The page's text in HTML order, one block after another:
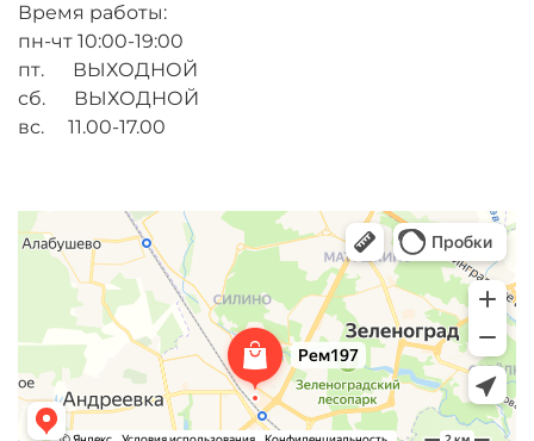
Время работы:
пн-чт 10:00-19:00
пт. ВЫХОДНОЙ
сб. ВЫХОДНОЙ
вс. 11.00-17.00